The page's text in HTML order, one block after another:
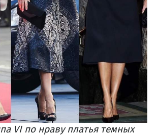
VI по нраву платья темных